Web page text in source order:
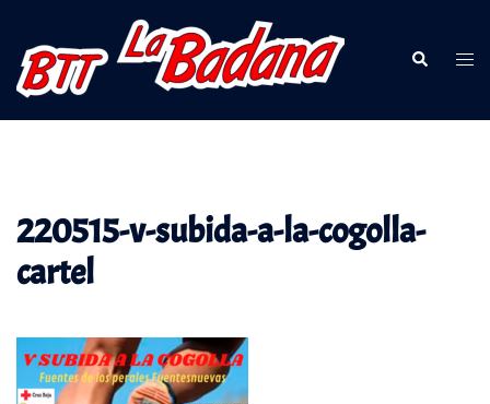
contenido
Buscar
220515-v-subida-a-la-cogolla-
cartel